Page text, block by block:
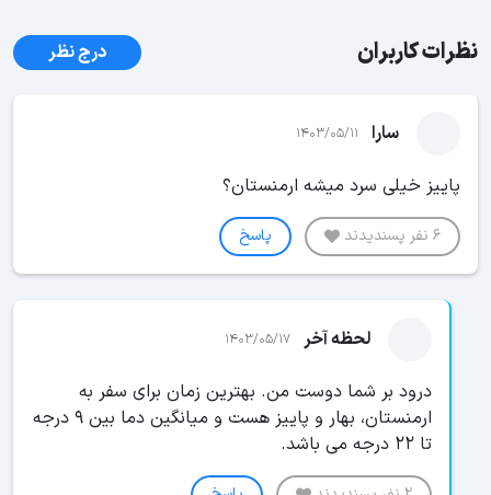
نظرات کاربران درج نظر
سارا 1403/05/11
پاییز خیلی سرد میشه ارمنستان؟
6 نفر پسندیدند پاسخ
لحظه آخر 1403/05/17
درود بر شما دوست من. بهترین زمان برای سفر به
ارمنستان، بهار و پاییز هست و میانگین دما بین 9 درجه
تا 22 درجه می باشد.